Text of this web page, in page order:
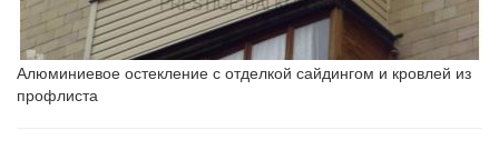
Алюминиевое остекление с отделкой сайдингом и кровлей из
профлиста